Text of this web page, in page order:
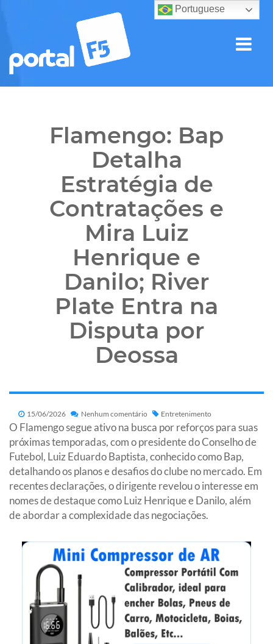
Flamengo: Bap
Detalha
Estratégia de
Contratações e
Mira Luiz
Henrique e
Danilo; River
Plate Entra na
Disputa por
Deossa
15/06/2026 Nenhum comentário Entretenimento
O Flamengo segue ativo na busca por reforços para suas
próximas temporadas, com o presidente do Conselho de
Futebol, Luiz Eduardo Baptista, conhecido como Bap,
detalhando os planos e desafios do clube no mercado. Em
recentes declarações, o dirigente revelou o interesse em
nomes de destaque como Luiz Henrique e Danilo, além
de abordar a complexidade das negociações.
Portuguese